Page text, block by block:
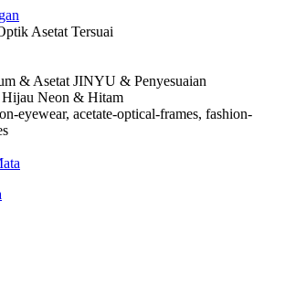
Asetat Tersuai
& Asetat JINYU & Penyesuaian
Neon & Hitam
eyewear, acetate-optical-frames, fashion-